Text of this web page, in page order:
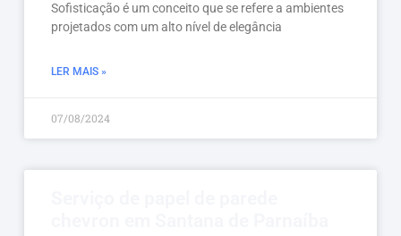
Sofisticação é um conceito que se refere a ambientes
projetados com um alto nível de elegância
LER MAIS »
07/08/2024